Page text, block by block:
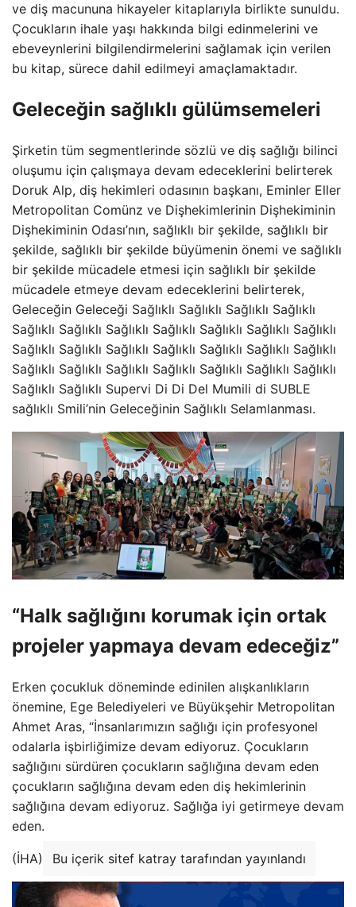
ve diş macununa hikayeler kitaplarıyla birlikte sunuldu.
Çocukların ihale yaşı hakkında bilgi edinmelerini ve
ebeveynlerini bilgilendirmelerini sağlamak için verilen
bu kitap, sürece dahil edilmeyi amaçlamaktadır.
Geleceğin sağlıklı gülümsemeleri
Şirketin tüm segmentlerinde sözlü ve diş sağlığı bilinci
oluşumu için çalışmaya devam edeceklerini belirterek
Doruk Alp, diş hekimleri odasının başkanı, Eminler Eller
Metropolitan Comünz ve Dişhekimlerinin Dişhekiminin
Dişhekiminin Odası’nın, sağlıklı bir şekilde, sağlıklı bir
şekilde, sağlıklı bir şekilde büyümenin önemi ve sağlıklı
bir şekilde mücadele etmesi için sağlıklı bir şekilde
mücadele etmeye devam edeceklerini belirterek,
Geleceğin Geleceği Sağlıklı Sağlıklı Sağlıklı Sağlıklı
Sağlıklı Sağlıklı Sağlıklı Sağlıklı Sağlıklı Sağlıklı Sağlıklı
Sağlıklı Sağlıklı Sağlıklı Sağlıklı Sağlıklı Sağlıklı Sağlıklı
Sağlıklı Sağlıklı Sağlıklı Sağlıklı Sağlıklı Sağlıklı Sağlıklı
Sağlıklı Sağlıklı Supervi Di Di Del Mumili di SUBLE
sağlıklı Smili’nin Geleceğinin Sağlıklı Selamlanması.
“Halk sağlığını korumak için ortak
projeler yapmaya devam edeceğiz”
Erken çocukluk döneminde edinilen alışkanlıkların
önemine, Ege Belediyeleri ve Büyükşehir Metropolitan
Ahmet Aras, “İnsanlarımızın sağlığı için profesyonel
odalarla işbirliğimize devam ediyoruz. Çocukların
sağlığını sürdüren çocukların sağlığına devam eden
çocukların sağlığına devam eden diş hekimlerinin
sağlığına devam ediyoruz. Sağlığa iyi getirmeye devam
eden.
(İHA) Bu içerik sitef katray tarafından yayınlandı